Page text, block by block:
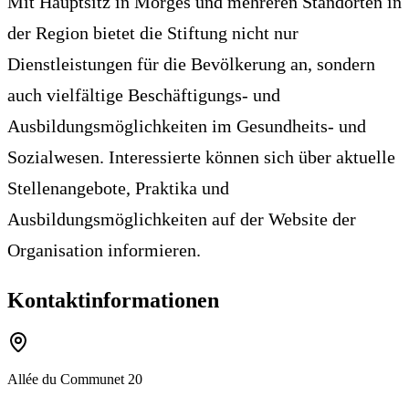
der Region bietet die Stiftung nicht nur
Dienstleistungen für die Bevölkerung an, sondern
auch vielfältige Beschäftigungs- und
Ausbildungsmöglichkeiten im Gesundheits- und
Sozialwesen. Interessierte können sich über aktuelle
Stellenangebote, Praktika und
Ausbildungsmöglichkeiten auf der Website der
Organisation informieren.
Kontaktinformationen
Allée du Communet 20